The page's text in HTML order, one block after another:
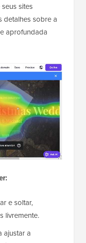
sites
detalhes sobre a
aprofundada
e soltar,
livremente.
ajustar a